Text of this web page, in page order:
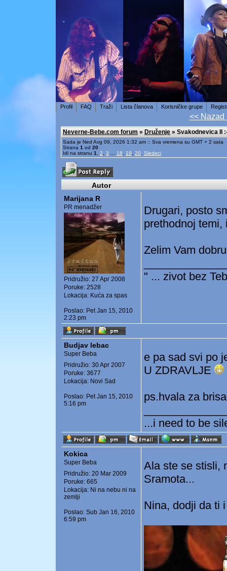
Profil FAQ Traži Lista članova Korisničke grupe
<< Nazad
Neverne-Bebe.com forum » Druženje » Svakodnevica II
Sada je Ned Avg 09, 2026 1:32 am :: Sva vremena su GMT + 2 sata
Strana 1 od 20
Idi na stranu 1 2 3 18 19 20 Sledeci
Autor
Marijana R
PR menadžer
Pridružio: 27 Apr 2008
Poruke: 2528
Lokacija: Kuća za spas
Poslao: Pet Jan 15, 2010
2:23 pm
Drugari, posto
prethodnoj temi,
Zelim Vam
" ... zivot bez
Budjav lebac
Super Beba
Pridružio: 30 Apr 2007
Poruke: 3677
Lokacija: Novi Sad
Poslao: Pet Jan 15, 2010
5:16 pm
e pa sad svi po
U ZDRAVLJE
ps.hvala za
...i need to be
Kokica
Super Beba
Pridružio: 20 Mar 2009
Poruke: 665
Lokacija: Ni na nebu ni na
zemlji
Poslao: Sub Jan 16, 2010
6:59 pm
Ala ste se stisli,
Sramota...
Nina, dodji da ti